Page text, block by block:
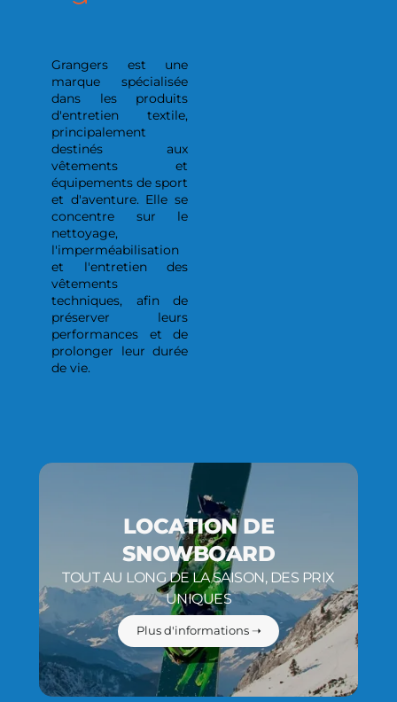
Grangers est une
marque spécialisée
dans les produits
d'entretien textile,
principalement
destinés aux
vêtements et
équipements de sport
et d'aventure. Elle se
concentre sur le
nettoyage,
l'imperméabilisation
et l'entretien des
vêtements
techniques, afin de
préserver leurs
performances et de
prolonger leur durée
de vie.
LOCATION DE
SNOWBOARD
TOUT AU LONG DE LA SAISON, DES PRIX
UNIQUES
Plus d'informations ➝